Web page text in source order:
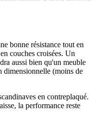
bonne résistance tout en
couches croisées. Un
aussi bien qu'un meuble
dimensionnelle (moins de
en contreplaqué.
la performance reste